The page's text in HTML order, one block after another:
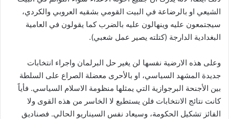
الشيعي او بالرضاعة في البيت القومي بشقيه العروبي والكردي،
سيجتمعون عليه وينهالون عليه بالضرب كما يقولون في العامية
البغدادية الدارجة (كتلته يصير عمل شعبي).
وعلى هذه الارضية نفسها لن يغير حل البرلمان واجراء انتخابات
جديدة المشهد السياسي، او بالأحرى معضلة الصراع على السلطة
بين الأجنحة البرجوازية التي يمثلها منظومة الاسلام السياسي. فأياً
كانت نتائج الانتخابات فلن يستطيع لا الخاسر من هذه القوى ولا
الفائز تشكيل الحكومة، وسيعاد نفس السيناريو الحالي. فصناديق